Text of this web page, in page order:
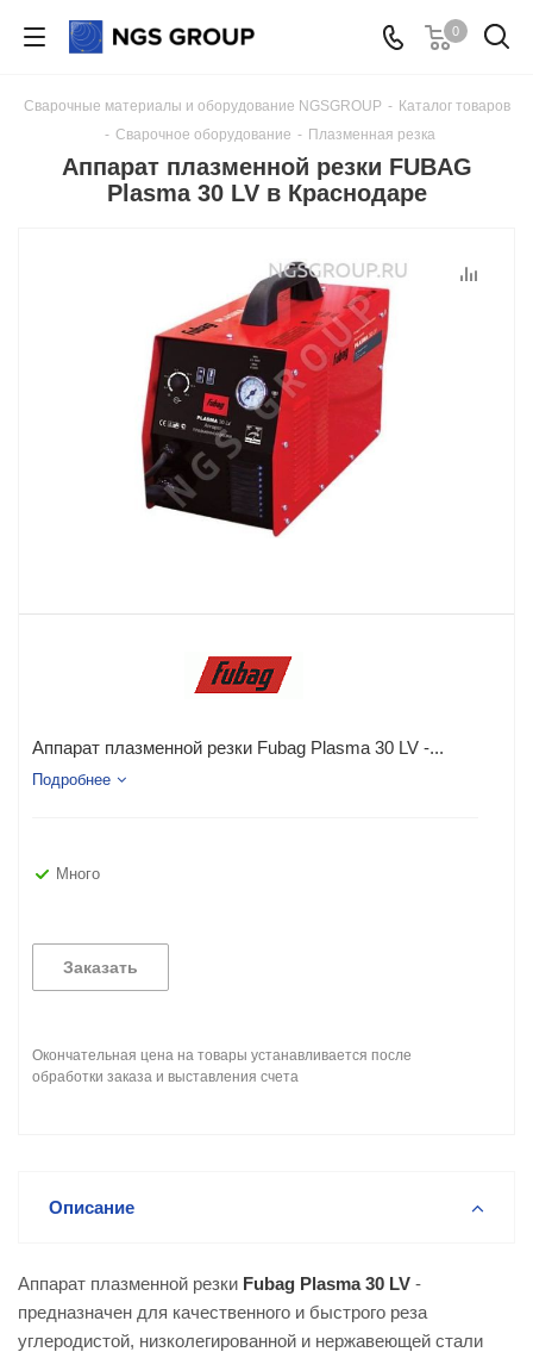
0
Сварочные материалы и оборудование NGSGROUP - Каталог товаров
- Сварочное оборудование - Плазменная резка
Аппарат плазменной резки FUBAG
Plasma 30 LV в Краснодаре
Аппарат плазменной резки Fubag Plasma 30 LV -...
Подробнее
Много
Заказать
Окончательная цена на товары устанавливается после
обработки заказа и выставления счета
Описание
Аппарат плазменной резки Fubag Plasma 30 LV -
предназначен для качественного и быстрого реза
углеродистой, низколегированной и нержавеющей стали